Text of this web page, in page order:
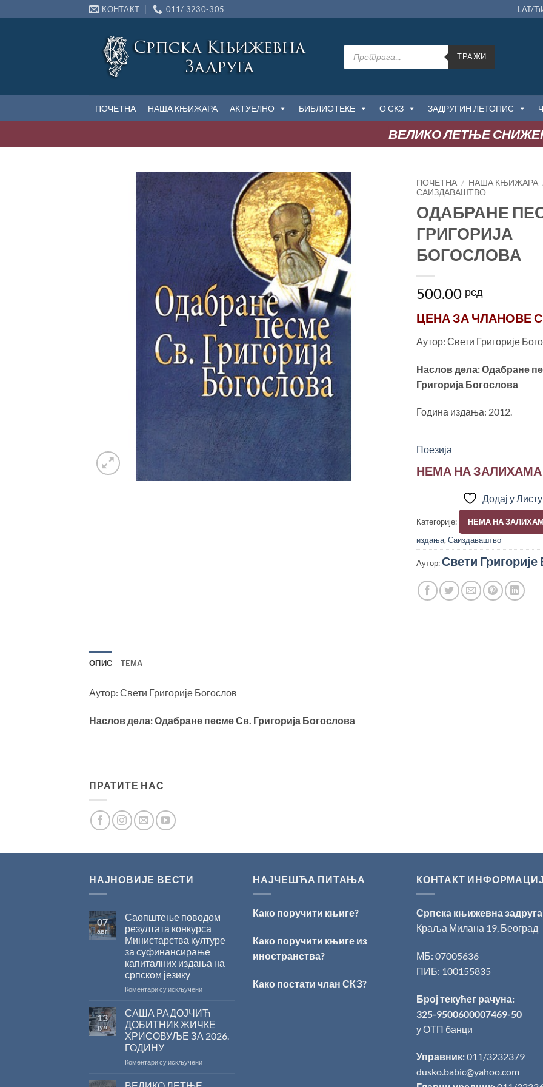
на
КОНТАКТ 011/ 3230-305 LAT/
Products
search
ТРАЖИ
ПОЧЕТНА НАША КЊИЖАРА АКТУЕЛНО БИБЛИОТЕКЕ О СКЗ ЗАДРУГИН ЛЕТОПИС
ВЕЛИКО ЛЕТЊЕ СНИЖЕЊЕ:
ПОЧЕТНА / НАША КЊИЖАРА
САИЗДАВАШТВО
ОДАБРАНЕ
ГРИГОРИЈА
БОГОСЛОВА
500.00 рсд
ЦЕНА ЗА ЧЛАНОВЕ
Аутор: Свети Григорије
Наслов дела: Одабране
Григорија Богослова
Година издања: 2012.
Поезија
НЕМА НА ЗАЛИХАМА
Додај у
Категорије: НЕМА НА
издања, Саиздаваштво
Аутор:Свети
ОПИС TEМА
Аутор: Свети Григорије Богослов
Наслов дела: Одабране песме Св. Григорија Богослова
ПРАТИТЕ НАС
НАЈНОВИЈЕ ВЕСТИ
07
авг
Саопштење поводом
резултата конкурса
Министарства културе
за суфинансирање
капиталних издања на
српском језику
Коментари су искљученина
поводом
резултата
конкурса
Министарства
за
13
јул
САША РАДОЈЧИЋ
ДОБИТНИК ЖИЧКЕ
ХРИСОВУЉЕ ЗА 2026.
ГОДИНУ
Коментари су искљученина
НАЈЧЕШЋА ПИТАЊА
Како поручити књиге?
Како поручити књиге из
иностранства?
Како постати члан СКЗ?
КОНТАКТ
Српска књижевна задруга
Краља Милана 19, Београд
МБ: 07005636
ПИБ: 100155835
Број текућег рачуна:
325-9500600007469-50
у ОТП банци
Управник:011/3232379
dusko.babic@yahoo.com